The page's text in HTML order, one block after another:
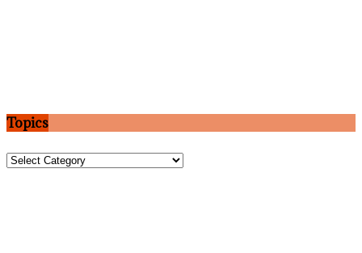
Topics
Topics